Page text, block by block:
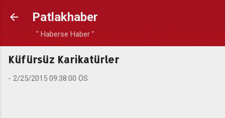
Ana içeriğe atla
Patlakhaber
" Haberse Haber "
Küfürsüz Karikatürler
- 2/25/2015 09:38:00 ÖS